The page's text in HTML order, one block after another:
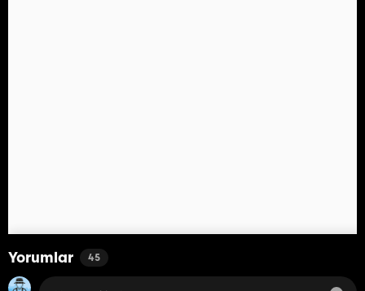
Yorumlar 45